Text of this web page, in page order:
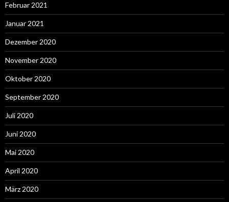
Februar 2021
Januar 2021
Dezember 2020
November 2020
Oktober 2020
September 2020
Juli 2020
Juni 2020
Mai 2020
April 2020
März 2020